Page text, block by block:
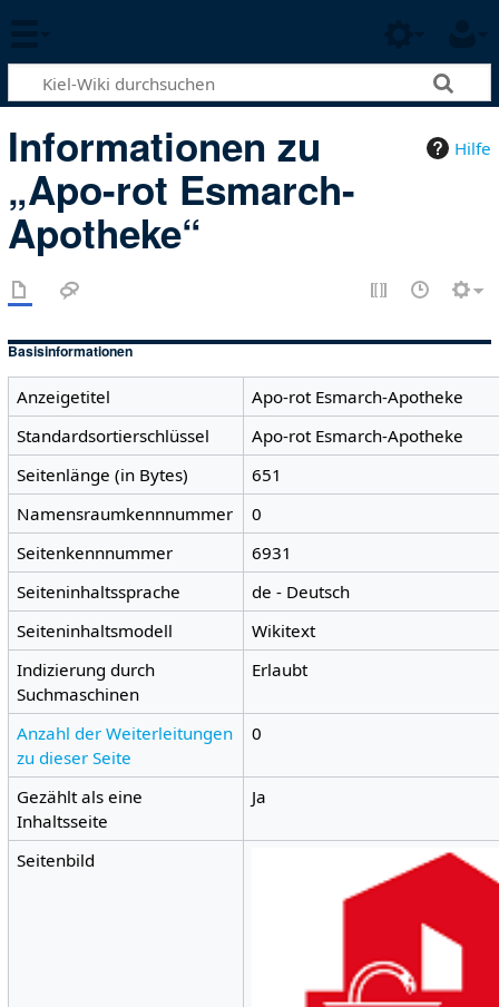
Hilfe
Informationen zu
„Apo-rot Esmarch-
Apotheke“
Basisinformationen
Anzeigetitel
Apo-rot Esmarch-Apotheke
Standardsortierschlüssel
Apo-rot Esmarch-Apotheke
Seitenlänge (in Bytes)
651
Namensraumkennnummer
0
Seitenkennnummer
6931
Seiteninhaltssprache
de - Deutsch
Seiteninhaltsmodell
Wikitext
Indizierung durch
Suchmaschinen
Erlaubt
Anzahl der Weiterleitungen
zu dieser Seite
0
Gezählt als eine
Inhaltsseite
Ja
Seitenbild